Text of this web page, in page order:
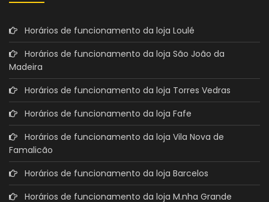
Horários de funcionamento da loja Loulé
Horários de funcionamento da loja São João da
Madeira
Horários de funcionamento da loja Torres Vedras
Horários de funcionamento da loja Fafe
Horários de funcionamento da loja Vila Nova de
Famalicão
Horários de funcionamento da loja Barcelos
Horários de funcionamento da loja M.nha Grande